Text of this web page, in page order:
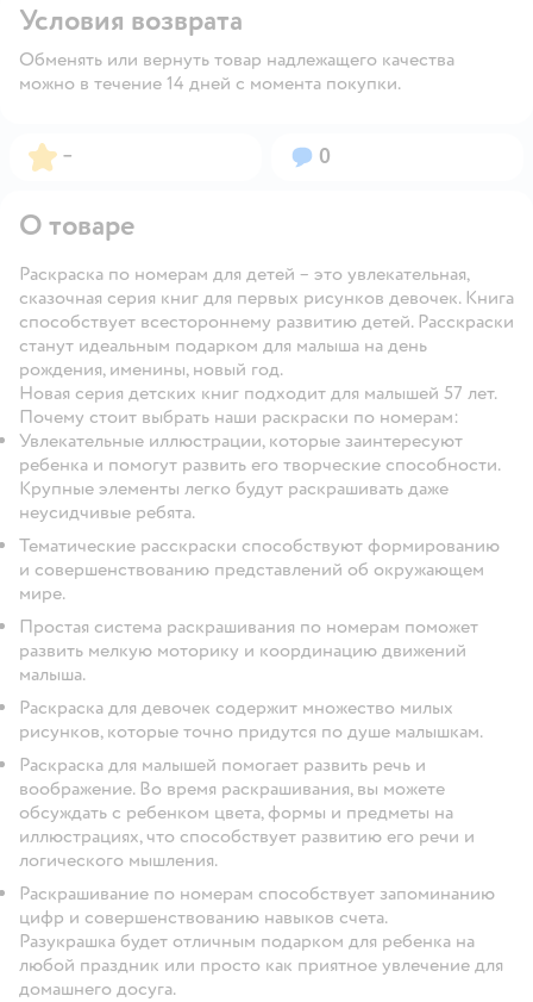
Условия возврата
Обменять или вернуть товар надлежащего качества
можно в течение 14 дней с момента покупки.
Рейтинг:
– Вопросов:
0
О товаре
Раскраска по номерам для детей – это увлекательная,
сказочная серия книг для первых рисунков девочек. Книга
способствует всестороннему развитию детей. Расскраски
станут идеальным подарком для малыша на день
рождения, именины, новый год.
Новая серия детских книг подходит для малышей 57 лет.
Почему стоит выбрать наши раскраски по номерам:
Увлекательные иллюстрации, которые заинтересуют
ребенка и помогут развить его творческие способности.
Крупные элементы легко будут раскрашивать даже
неусидчивые ребята.
Тематические расскраски способствуют формированию
и совершенствованию представлений об окружающем
мире.
Простая система раскрашивания по номерам поможет
развить мелкую моторику и координацию движений
малыша.
Раскраска для девочек содержит множество милых
рисунков, которые точно придутся по душе малышкам.
Раскраска для малышей помогает развить речь и
воображение. Во время раскрашивания, вы можете
обсуждать с ребенком цвета, формы и предметы на
иллюстрациях, что способствует развитию его речи и
логического мышления.
Раскрашивание по номерам способствует запоминанию
цифр и совершенствованию навыков счета.
Разукрашка будет отличным подарком для ребенка на
любой праздник или просто как приятное увлечение для
домашнего досуга.